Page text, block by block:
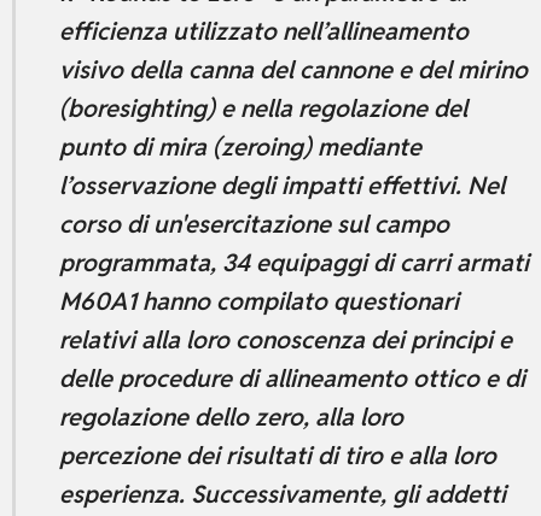
efficienza utilizzato nell’allineamento
visivo della canna del cannone e del mirino
(boresighting) e nella regolazione del
punto di mira (zeroing) mediante
l’osservazione degli impatti effettivi. Nel
corso di un'esercitazione sul campo
programmata, 34 equipaggi di carri armati
M60A1 hanno compilato questionari
relativi alla loro conoscenza dei principi e
delle procedure di allineamento ottico e di
regolazione dello zero, alla loro
percezione dei risultati di tiro e alla loro
esperienza. Successivamente, gli addetti